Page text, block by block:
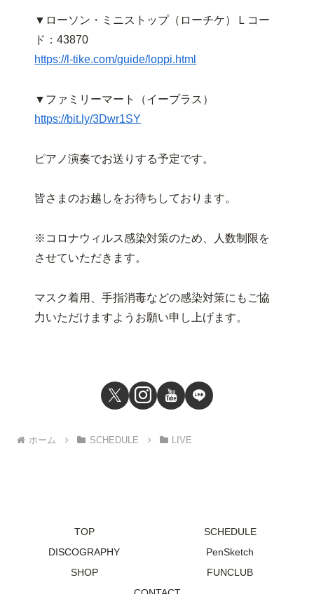
▼ローソン・ミニストップ（ローチケ）Ｌコー
ド：43870
https://l-tike.com/guide/loppi.html
▼ファミリーマート（イープラス）
https://bit.ly/3Dwr1SY
ピアノ演奏でお送りする予定です。
皆さまのお越しをお待ちしております。
※コロナウィルス感染対策のため、人数制限を
させていただきます。
マスク着用、手指消毒などの感染対策にもご協
力いただけますようお願い申し上げます。
ホーム SCHEDULE LIVE
TOP
SCHEDULE
DISCOGRAPHY
PenSketch
SHOP
FUNCLUB